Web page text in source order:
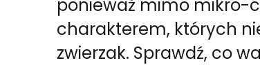
ponieważ mimo mikro-
charakterem, których
zwierzak. Sprawdź, co